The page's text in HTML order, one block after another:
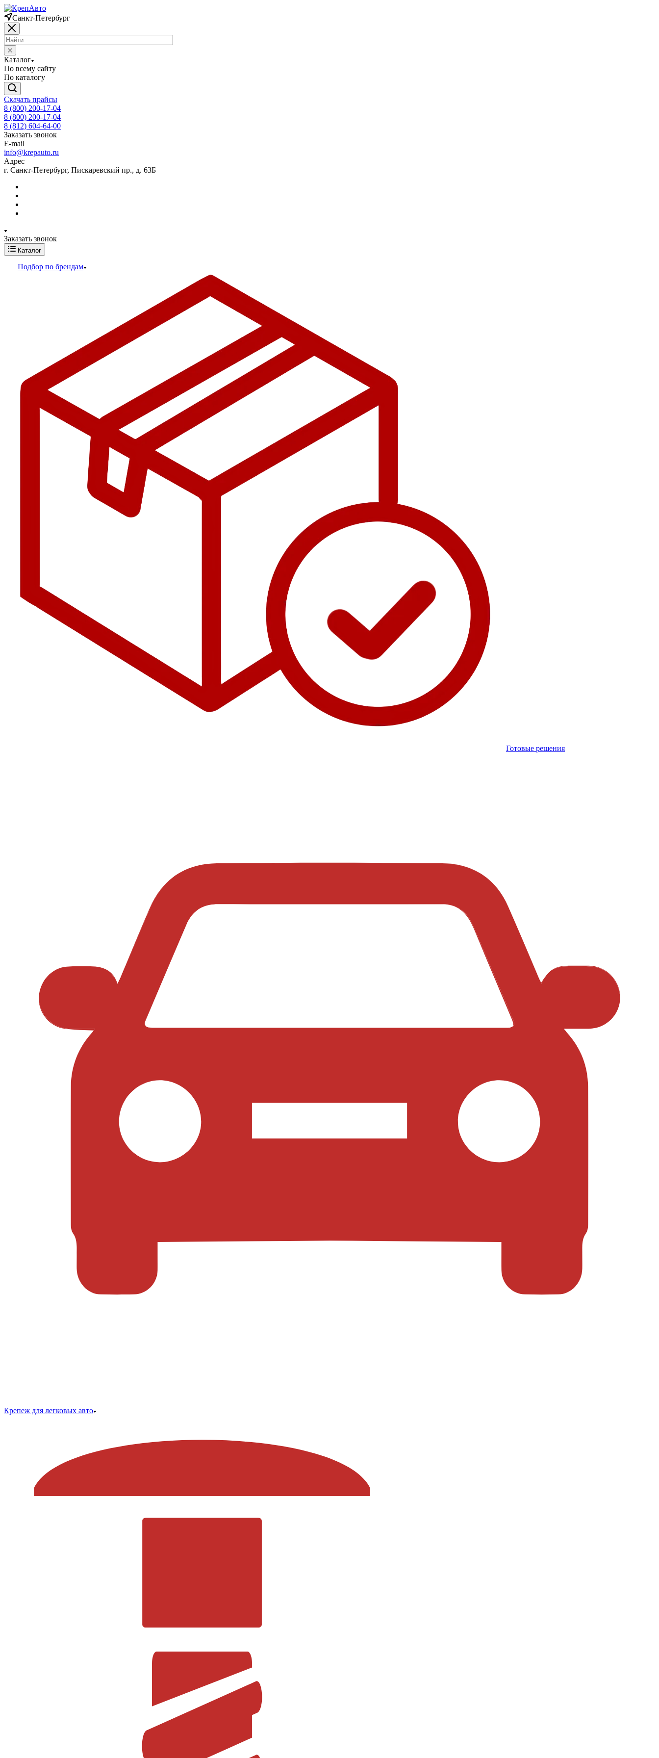
Санкт-Петербург
Каталог
По всему сайту
По каталогу
Скачать прайсы
8 (800) 200-17-04
8 (800) 200-17-04
8 (812) 604-64-00
Заказать звонок
E-mail
info@krepauto.ru
Адрес
г. Санкт-Петербург, Пискаревский пр., д. 63Б
Заказать звонок
Каталог
Подбор по брендам
Готовые решения
Крепеж для легковых авто